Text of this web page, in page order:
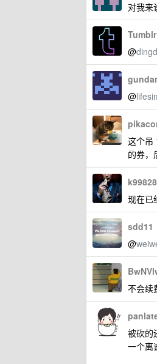
对我来
Tumblr
@
@
这个吊
的券，
现在已
sdd11
@
不会续
被砍的
一个离